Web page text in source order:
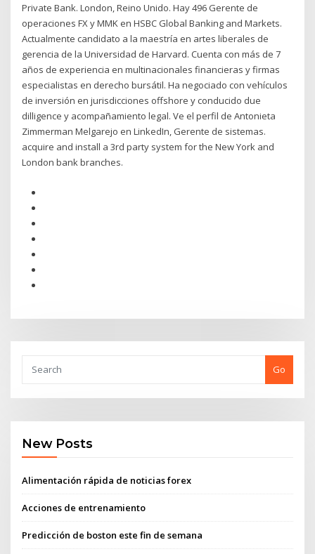
Private Bank. London, Reino Unido. Hay 496 Gerente de
operaciones FX y MMK en HSBC Global Banking and Markets.
Actualmente candidato a la maestría en artes liberales de
gerencia de la Universidad de Harvard. Cuenta con más de 7
años de experiencia en multinacionales financieras y firmas
especialistas en derecho bursátil. Ha negociado con vehículos
de inversión en jurisdicciones offshore y conducido due
dilligence y acompañamiento legal. Ve el perfil de Antonieta
Zimmerman Melgarejo en LinkedIn, Gerente de sistemas.
acquire and install a 3rd party system for the New York and
London bank branches.
Go
New Posts
Alimentación rápida de noticias forex
Acciones de entrenamiento
Predicción de boston este fin de semana